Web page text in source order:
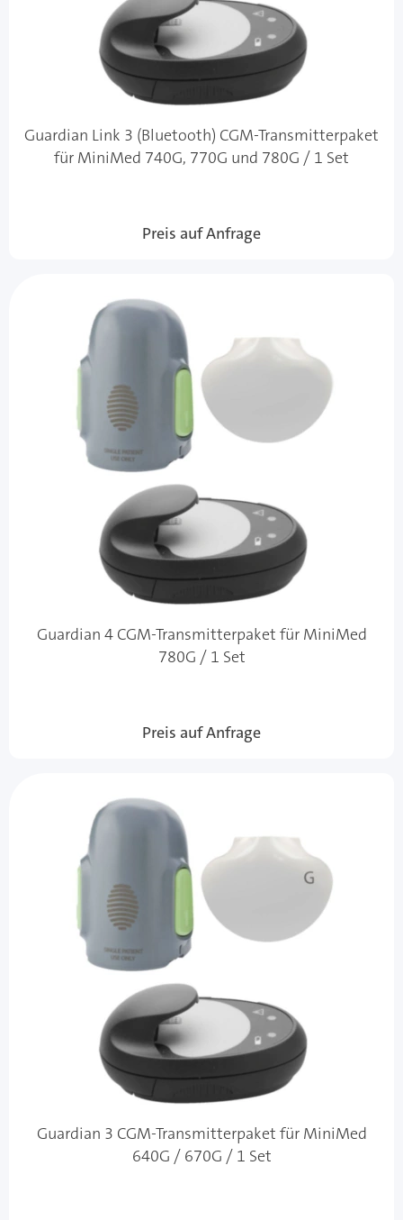
Guardian Link 3 (Bluetooth) CGM-Transmitterpaket
für MiniMed 740G, 770G und 780G / 1 Set
Preis auf Anfrage
Guardian 4 CGM-Transmitterpaket für MiniMed
780G / 1 Set
Preis auf Anfrage
Guardian 3 CGM-Transmitterpaket für MiniMed
640G / 670G / 1 Set